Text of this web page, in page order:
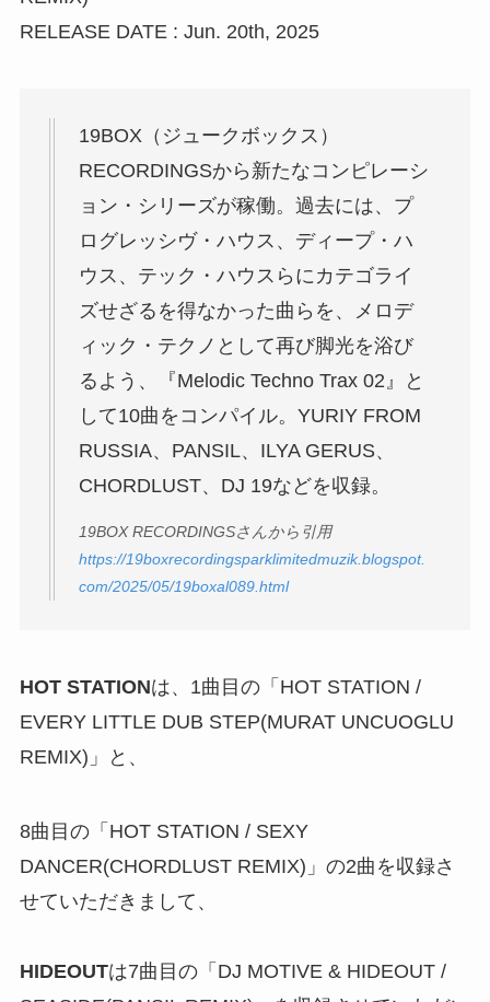
RELEASE DATE : Jun. 20th, 2025
19BOX（ジュークボックス）
RECORDINGSから新たなコンピレーシ
ョン・シリーズが稼働。過去には、プ
ログレッシヴ・ハウス、ディープ・ハ
ウス、テック・ハウスらにカテゴライ
ズせざるを得なかった曲らを、メロデ
ィック・テクノとして再び脚光を浴び
るよう、『Melodic Techno Trax 02』と
して10曲をコンパイル。YURIY FROM
RUSSIA、PANSIL、ILYA GERUS、
CHORDLUST、DJ 19などを収録。
19BOX RECORDINGSさんから引用
https://19boxrecordingsparklimitedmuzik.blogspot.
com/2025/05/19boxal089.html
HOT STATIONは、1曲目の「HOT STATION /
EVERY LITTLE DUB STEP(MURAT UNCUOGLU
REMIX)」と、
8曲目の「HOT STATION / SEXY
DANCER(CHORDLUST REMIX)」の2曲を収録さ
せていただきまして、
HIDEOUTは7曲目の「DJ MOTIVE & HIDEOUT /